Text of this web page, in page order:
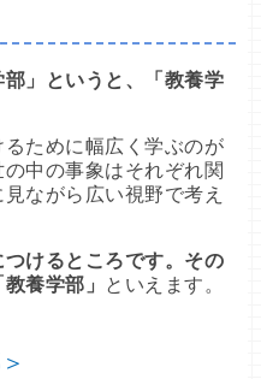
」というと、「教養学
ために幅広く学ぶのが
の中の事象はそれぞれ関
ながら広い視野で考え
けるところです。その
養学部」 といえます。